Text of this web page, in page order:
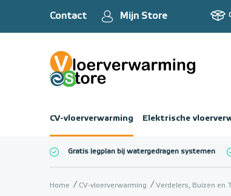
Contact Mijn Store
CV-vloerverwarming Elektrische
Gratis legplan bij watergedragen systemen
Home CV-vloerverwarming Verdelers, Buizen en